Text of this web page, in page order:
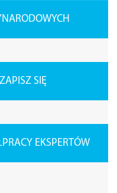
SIĘ
EKSPERTÓW